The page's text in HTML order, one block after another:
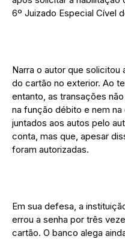
6º Juizado Especial Cível
Narra o autor que solicitou
do cartão no exterior. Ao
entanto, as transações
na função débito e nem
juntados aos autos pelo
conta, mas que, apesar
foram autorizadas.
Em sua defesa, a
errou a senha por três
cartão. O banco alega